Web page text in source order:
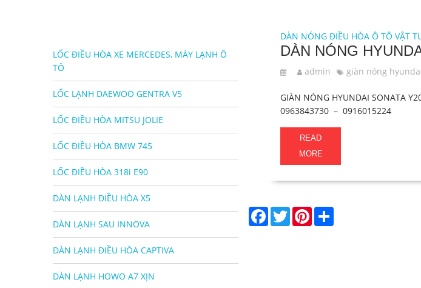
DÀN NÓNG ĐIỀU HÒA Ô TÔ VẬT
DÀN NÓNG
admin giàn nóng
GIÀN NÓNG HYUNDAI SONATA
0963843730 – 0916015224
READ
MORE
LỐC ĐIỀU HÒA XE MERCEDES, MÁY LẠNH Ô
TÔ
LỐC LẠNH DAEWOO GENTRA V5
LỐC ĐIỀU HÒA MITSU JOLIE
LỐC ĐIỀU HÒA BMW 745
LỐC ĐIỀU HÒA 318i E90
DÀN LẠNH ĐIỀU HÒA X5
DÀN LẠNH SAU INNOVA
DÀN LẠNH ĐIỀU HÒA CAPTIVA
DÀN LẠNH HOWO A7 XỊN
F
T
w
P